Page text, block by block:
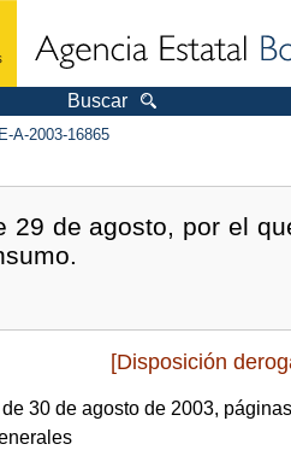
Buscar
A-2003-16865
29 de agosto, por el
[Disposición
30 de agosto de 2003,